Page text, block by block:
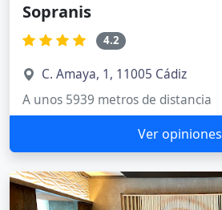
Sopranis
4.2
C. Amaya, 1, 11005 Cádiz
A unos 5939 metros de distancia
Ver opiniones